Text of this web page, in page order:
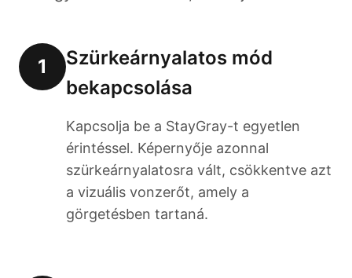
1
Szürkeárnyalatos mód
bekapcsolása
Kapcsolja be a StayGray-t egyetlen
érintéssel. Képernyője azonnal
szürkeárnyalatosra vált, csökkentve azt
a vizuális vonzerőt, amely a
görgetésben tartaná.